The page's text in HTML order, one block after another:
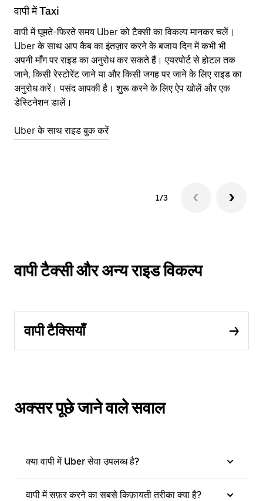
वापी में Taxi
वापी में घूमते-फिरते समय Uber को टैक्सी का विकल्प मानकर चलें।
Uber के साथ आप कैब का इंतज़ार करने के बजाय दिन में कभी भी
अपनी माँग पर राइड का अनुरोध कर सकते हैं। एयरपोर्ट से होटल तक
जाने, किसी रेस्टोरेंट जाने या और किसी जगह पर जाने के लिए राइड का
अनुरोध करें। पसंद आपकी है। शुरू करने के लिए ऐप खोलें और एक
डेस्टिनेशन डालें।
Uber के साथ राइड बुक करें
1/3
वापी टैक्सी और अन्य राइड विकल्प
वापी टैक्सियाँ
अक्सर पूछे जाने वाले सवाल
क्या वापी में Uber सेवा उपलब्ध है?
वापी में सफ़र करने का सबसे किफ़ायती तरीका क्या है?